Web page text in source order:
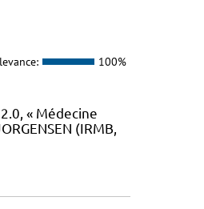
100%
2.0, « Médecine
(IRMB,